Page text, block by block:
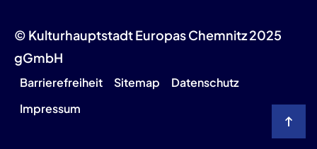
© Kulturhauptstadt Europas Chemnitz 2025
gGmbH
Barrierefreiheit Sitemap
Datenschutz
Impressum